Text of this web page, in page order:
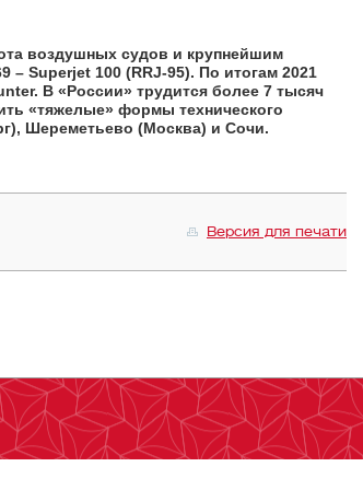
воздушных судов и крупнейшим
– Superjet 100 (RRJ-95). По итогам 2021
В «России» трудится более 7 тысяч
«тяжелые» формы технического
Шереметьево (Москва) и Сочи.
Версия для печати